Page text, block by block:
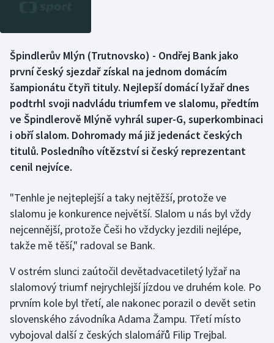
Boby a skeleton
Box
Curling
Dostihy
Florbal
Golf
Gymnastika
Házená
Jezdectví
Judo
AZ kvíz
Špindlerův Mlýn (Trutnovsko) - Ondřej Bank jako
první český sjezdař získal na jednom domácím
šampionátu čtyři tituly. Nejlepší domácí lyžař dnes
podtrhl svoji nadvládu triumfem ve slalomu, předtím
ve Špindlerově Mlýně vyhrál super-G, superkombinaci
i obří slalom. Dohromady má již jedenáct českých
titulů. Posledního vítězství si český reprezentant
cenil nejvíce.
"Tenhle je nejteplejší a taky nejtěžší, protože ve
slalomu je konkurence největší. Slalom u nás byl vždy
nejcennější, protože Češi ho vždycky jezdili nejlépe,
takže mě těší," radoval se Bank.
V ostrém slunci zaútočil devětadvacetiletý lyžař na
slalomový triumf nejrychlejší jízdou ve druhém kole. Po
prvním kole byl třetí, ale nakonec porazil o devět setin
slovenského závodníka Adama Žampu. Třetí místo
vybojoval další z českých slalomářů Filip Trejbal.